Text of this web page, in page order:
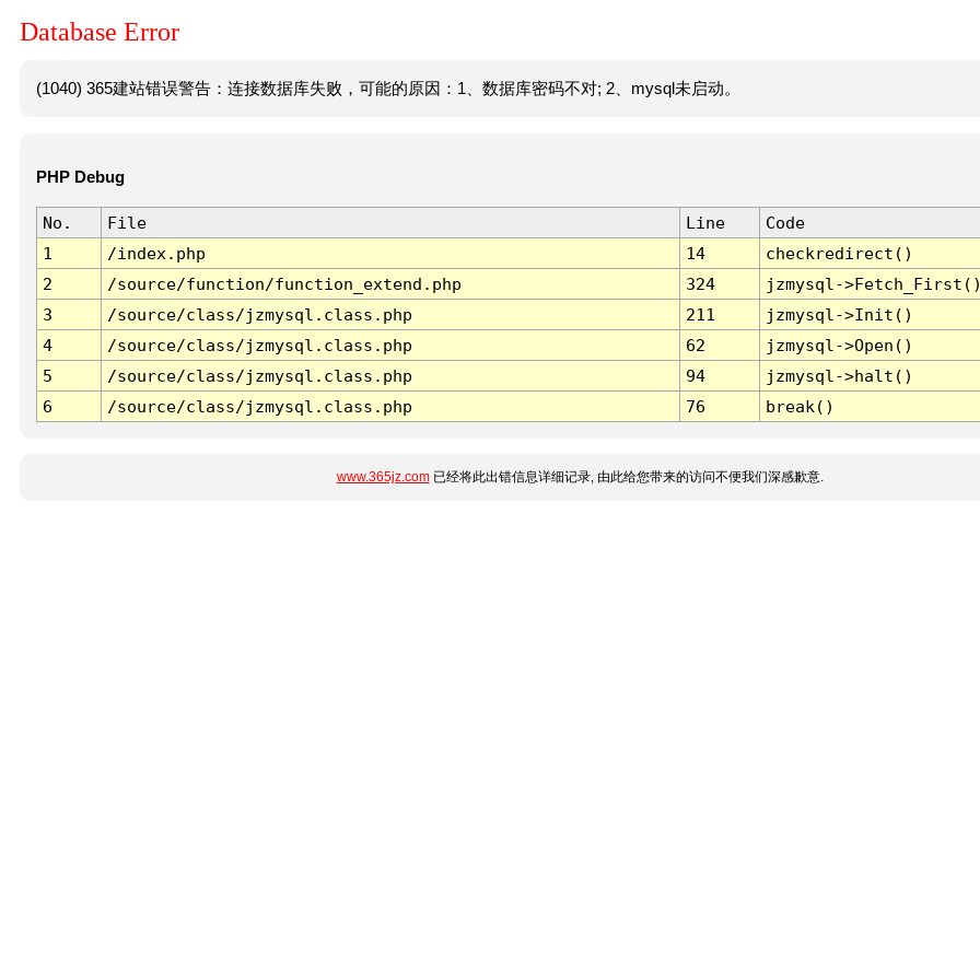
Database Error
(1040) 365建站错误警告：连接数据库失败，可能的原因：1、数据库密码不对; 2、mysql未启动。
PHP Debug
No. File Line
Code
1
/index.php 14
checkredirect()
2
/source/function/function_extend.php 324
jzmysql-
3
/source/class/jzmysql.class.php 211
jzmysql->Init()
4
/source/class/jzmysql.class.php 62
jzmysql->Open()
5
/source/class/jzmysql.class.php 94
jzmysql->halt()
6
/source/class/jzmysql.class.php 76 break()
www.365jz.com已经将此出错信息详细记录, 由此给您带来的访问不便我们深感歉意.